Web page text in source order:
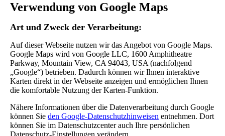
Verwendung von Google Maps
Art und Zweck der Verarbeitung:
Auf dieser Webseite nutzen wir das Angebot von Google Maps.
Google Maps wird von Google LLC, 1600 Amphitheatre
Parkway, Mountain View, CA 94043, USA (nachfolgend
„Google“) betrieben. Dadurch können wir Ihnen interaktive
Karten direkt in der Webseite anzeigen und ermöglichen Ihnen
die komfortable Nutzung der Karten-Funktion.
Nähere Informationen über die Datenverarbeitung durch Google
können Sie den Google-Datenschutzhinweisen entnehmen. Dort
können Sie im Datenschutzcenter auch Ihre persönlichen